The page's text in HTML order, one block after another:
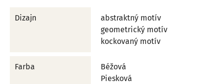
Dizajn
abstraktný motív
geometrický motív
kockovaný motív
Farba
Béžová
Piesková